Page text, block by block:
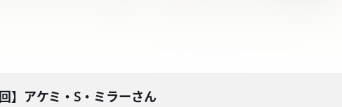
】アケミ・S・ミラーさん